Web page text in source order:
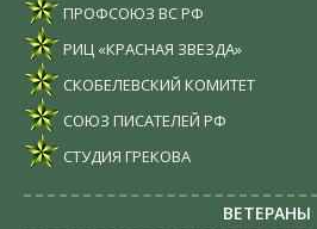
ПРОФСОЮЗ ВС РФ
РИЦ «КРАСНАЯ ЗВЕЗДА»
СКОБЕЛЕВСКИЙ КОМИТЕТ
СОЮЗ ПИСАТЕЛЕЙ РФ
СТУДИЯ ГРЕКОВА
ВЕТЕРАНЫ